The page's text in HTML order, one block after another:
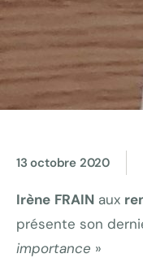
13 octobre 2020
Irène FRAIN aux
présente son
importance »